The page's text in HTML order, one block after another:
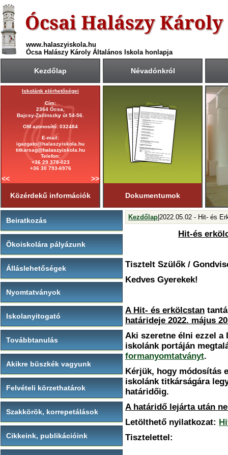
www.halaszyiskola.hu
Ócsa Halászy Károly Általános Iskola honlapja
Kezdőlap Névadónkról
Iskolánk elérhetőségei
Cím:
2364 Ócsa,
Bajcsy-Zsilinszky út 54-56.
OM azonosító: 032484
E-mail:
igazgato@halaszyiskola.hu
titkarsag@halaszyiskola.hu
Telefon:
+36 29 378-023
+36 30 793-6976
Első tanítási nap:
2025. szeptember 1. (hétfő)
Utolsó tanítási nap:
2026. június 19. (péntek)
Tanítási napok száma:
181 nap
Első félév
2026. január 23-igtart.
<< >>
Közérdekű információk Dokumentumok
Beiratkozás
Ökoiskolára pályázunk
Álláslehetőségek
Nyomtatványok
Iskolanyitogató
Továbbtanulás
Akikre büszkék vagyunk
Felvételi körzethatárok
Szakkörök, korrepetálások
Cikkeink, publikációink
Kezdőlap |2022.05.02 - Hit- és
Hit-és
Tisztelt Szülők /
Kedves Gyerekek!
A Hit- és erkölcstan
határideje 2022. május
Aki szeretne élni ezzel a
iskolánk portáján
formanyomtatványt.
Kérjük, hogy módosítás
iskolánk titkárságára
határidőig.
A határidő lejárta után
Letölthető nyilatkozat:
Tisztelettel: